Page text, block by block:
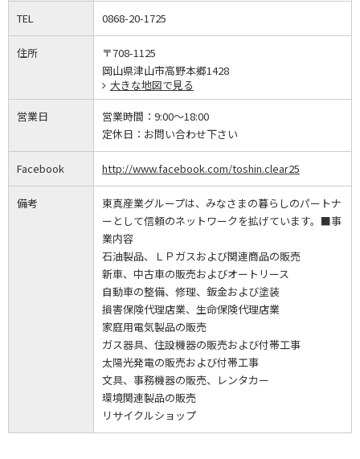
TEL 0868-20-1725
住所
〒708-1125
岡山県津山市高野本郷1428
大きな地図で見る
営業日 営業時間： 9:00～18:00
定休日： お問い合わせ下さい
Facebook http://www.facebook.com/toshin.clear25
備考
東真産業グループは、みなさまの暮らしのパートナ
ーとして信頼のネットワークを拡げています。■事
業内容
石油製品、ＬＰガスおよび関連商品の販売
新車、中古車の販売およびオートリース
自動車の整備、修理、鈑金および塗装
損害保険代理店業、生命保険代理店業
家庭用電気製品の販売
ガス器具、住設機器の販売および付帯工事
太陽光発電の販売および付帯工事
文具、事務機器の販売、レンタカー
環境関連製品の販売
リサイクルショップ